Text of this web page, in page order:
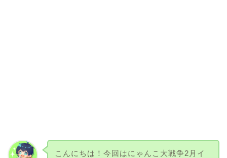
こんにちは！今回はにゃんこ大戦争2月イ